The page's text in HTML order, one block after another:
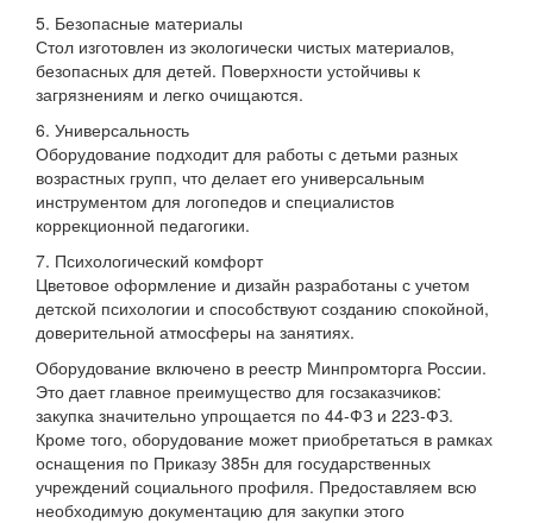
5. Безопасные материалы
Стол изготовлен из экологически чистых материалов,
безопасных для детей. Поверхности устойчивы к
загрязнениям и легко очищаются.
6. Универсальность
Оборудование подходит для работы с детьми разных
возрастных групп, что делает его универсальным
инструментом для логопедов и специалистов
коррекционной педагогики.
7. Психологический комфорт
Цветовое оформление и дизайн разработаны с учетом
детской психологии и способствуют созданию спокойной,
доверительной атмосферы на занятиях.
Оборудование включено в реестр Минпромторга России.
Это дает главное преимущество для госзаказчиков:
закупка значительно упрощается по 44-ФЗ и 223-ФЗ.
Кроме того, оборудование может приобретаться в рамках
оснащения по Приказу 385н для государственных
учреждений социального профиля. Предоставляем всю
необходимую документацию для закупки этого